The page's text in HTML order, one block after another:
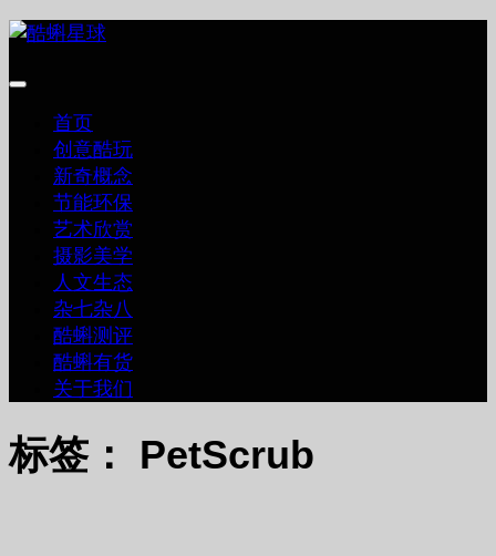
跳
内
首页
创意酷玩
新奇概念
节能环保
艺术欣赏
摄影美学
人文生态
杂七杂八
酷蝌测评
酷蝌有货
关于我们
标签： PetScrub